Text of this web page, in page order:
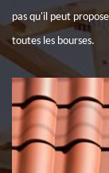
pas qu'il peut
toutes les bourses.